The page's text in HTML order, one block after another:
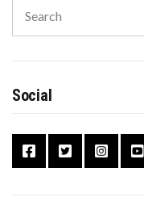
for:
Social